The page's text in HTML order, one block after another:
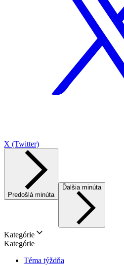
X (Twitter)
Predošlá minúta
Ďalšia minúta
Kategórie
Kategórie
Téma týždňa